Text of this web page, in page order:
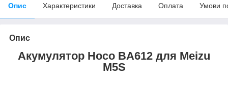
Опис Характеристики Доставка Оплата Умови
Опис
Акумулятор Hoco BA612 для Meizu
M5S